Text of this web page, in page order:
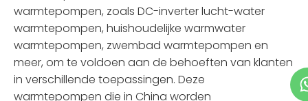
warmtepompen, zoals DC-inverter lucht-water
warmtepompen, huishoudelijke warmwater
warmtepompen, zwembad warmtepompen en
meer, om te voldoen aan de behoeften van klanten
in verschillende toepassingen. Deze
warmtepompen die in China worden